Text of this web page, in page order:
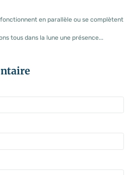
en parallèle ou se complètent
tous dans la lune une présence...